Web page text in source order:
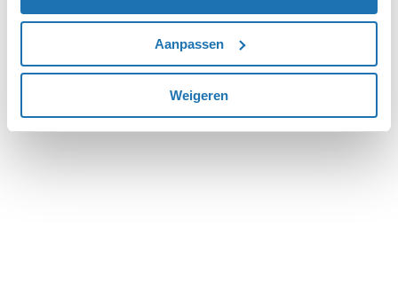
Aanpassen
Weigeren